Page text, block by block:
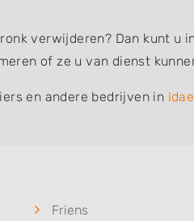
verwijderen? Dan kunt u
of ze u van dienst
en andere bedrijven in
Friens